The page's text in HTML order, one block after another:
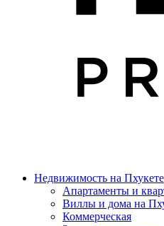
Недвижимость на Пхукете
Апартаменты и
Виллы и дома на
Коммерческая